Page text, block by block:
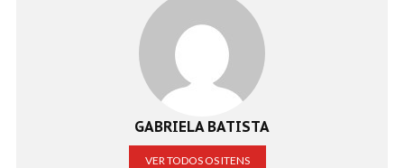
GABRIELA BATISTA
VER TODOS OS ITENS